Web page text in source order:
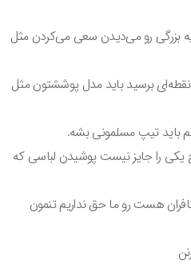
بزرگی رو می‌دیدن سعی می‌کردن مثل
برسید باید مدل پوششتون مثل
باید تیپ مسلمونی بشه.
را جایز نیست پوشیدن لباسی که
هست رو ما حق نداریم تنمون